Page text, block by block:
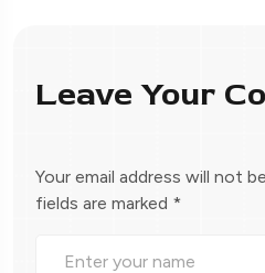
Leave Your
Your email address will not
fields are marked *